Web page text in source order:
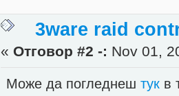
3ware raid
« Отговор #2 -: Nov 01,
Може да погледнештук в